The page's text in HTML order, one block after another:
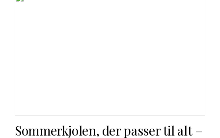
Sommerkjolen, der passer til alt –